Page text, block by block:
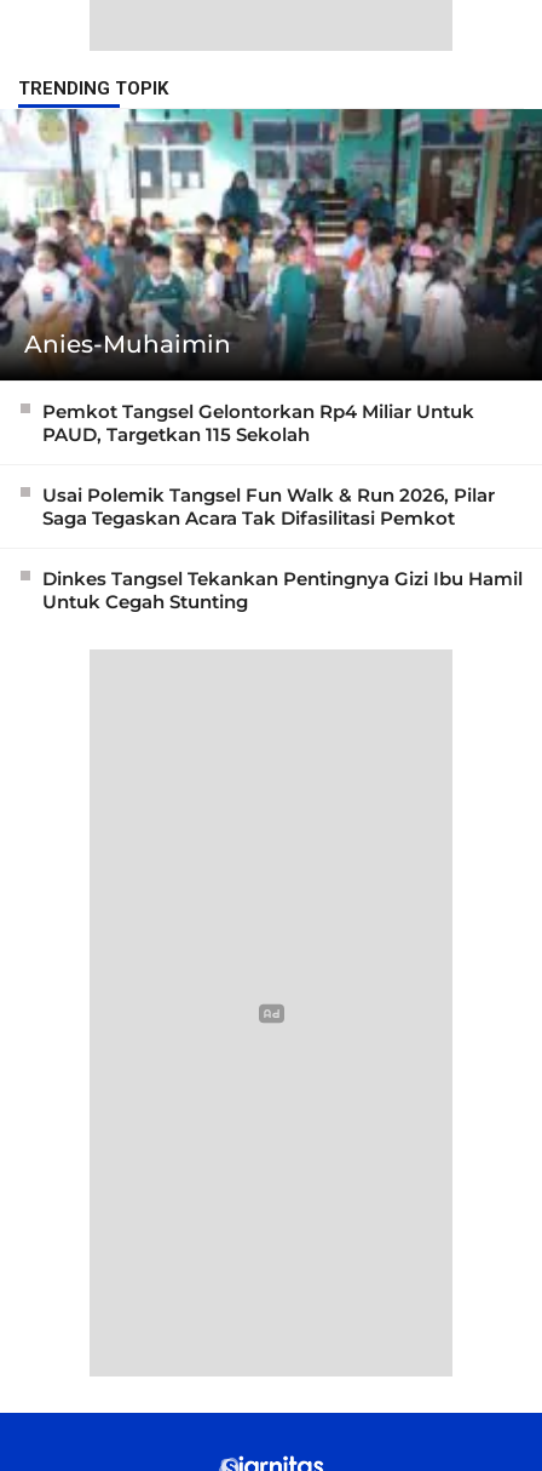
TRENDING TOPIK
Anies-Muhaimin
Pemkot Tangsel Gelontorkan Rp4 Miliar Untuk
PAUD, Targetkan 115 Sekolah
Usai Polemik Tangsel Fun Walk & Run 2026, Pilar
Saga Tegaskan Acara Tak Difasilitasi Pemkot
Dinkes Tangsel Tekankan Pentingnya Gizi Ibu Hamil
Untuk Cegah Stunting